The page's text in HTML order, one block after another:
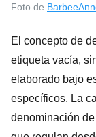
Foto de
El concepto de
etiqueta vacía,
elaborado bajo
específicos. La
denominación